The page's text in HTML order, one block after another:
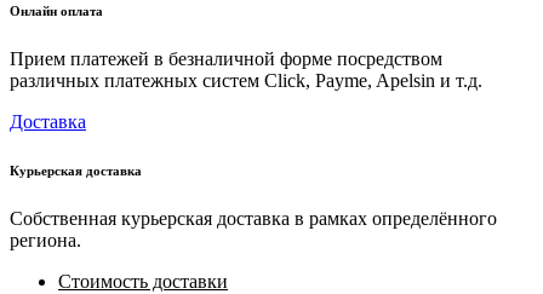
Онлайн оплата
Прием платежей в безналичной форме посредством
различных платежных систем Click, Payme, Apelsin и т.д.
Доставка
Курьерская доставка
Собственная курьерская доставка в рамках определённого
региона.
Стоимость доставки